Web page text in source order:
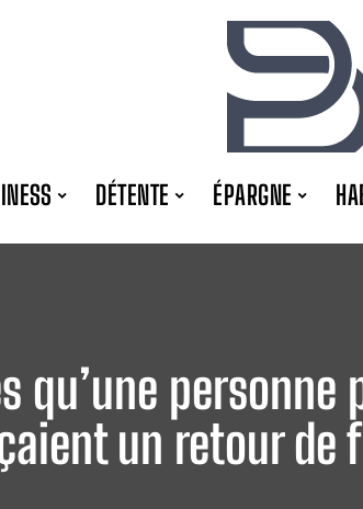
DÉTENTE ÉPARGNE
qu’une personne
un retour de